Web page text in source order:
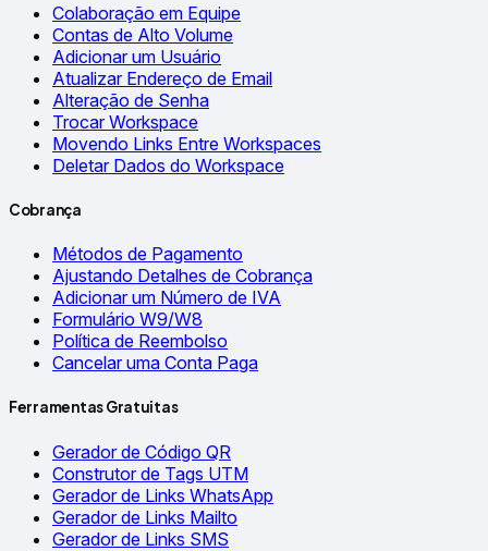
Colaboração em Equipe
Contas de Alto Volume
Adicionar um Usuário
Atualizar Endereço de Email
Alteração de Senha
Trocar Workspace
Movendo Links Entre Workspaces
Deletar Dados do Workspace
Cobrança
Métodos de Pagamento
Ajustando Detalhes de Cobrança
Adicionar um Número de IVA
Formulário W9/W8
Política de Reembolso
Cancelar uma Conta Paga
Ferramentas Gratuitas
Gerador de Código QR
Construtor de Tags UTM
Gerador de Links WhatsApp
Gerador de Links Mailto
Gerador de Links SMS